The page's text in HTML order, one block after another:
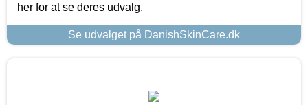
her for at se deres udvalg.
Se udvalget på DanishSkinCare.dk